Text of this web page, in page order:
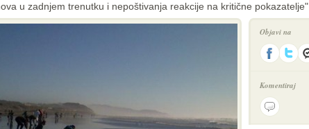
u zadnjem trenutku i nepoštivanja reakcije na kritične pokazatelje"
Objavi na
Komentiraj